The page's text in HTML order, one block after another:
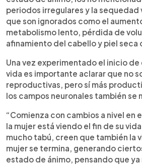
periodos irregulares y la sequedad
que son ignorados como el
metabolismo lento, pérdida de
afinamiento del cabello y piel seca
Una vez experimentado el inicio
vida es importante aclarar que no
reproductivas, pero sí más
los campos neuronales también se
“Comienza con cambios a nivel en
la mujer está viendo el fin de su
mucho tabú, creen que también la
mujer se termina, generando
estado de ánimo, pensando que ya